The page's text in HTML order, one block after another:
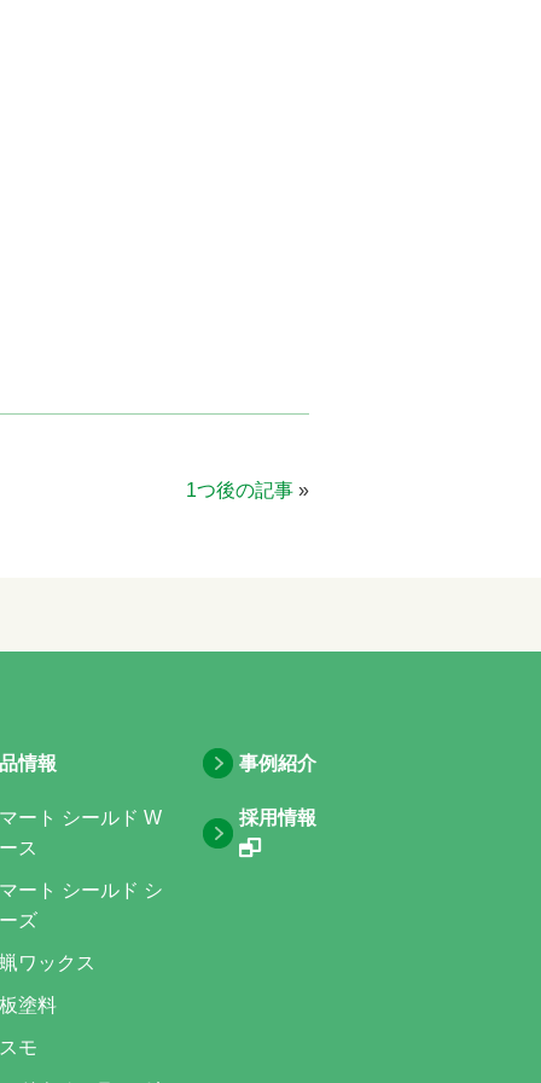
1つ後の記事 »
情報
ート シールド W
ス
ート シールド シ
ズ
ワックス
塗料
モ
事例紹介
採用情報